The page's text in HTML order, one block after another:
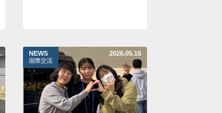
NEWS
国際交流
2026.05.15